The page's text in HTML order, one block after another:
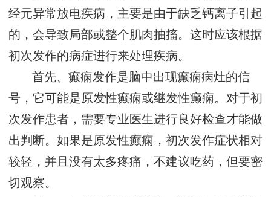
经元异常放电疾病，主要是由于缺乏钙离子引起
的，会导致局部或整个肌肉抽搐。这时应该根据
初次发作的病症进行来处理疾病。
首先、癫痫发作是脑中出现癫痫病灶的信
号，它可能是原发性癫痫或继发性癫痫。对于初
次发作患者，需要专业医生进行良好检查才能做
出判断。如果是原发性癫痫，初次发作症状相对
较轻，并且没有太多疼痛，不建议吃药，但要密
切观察。